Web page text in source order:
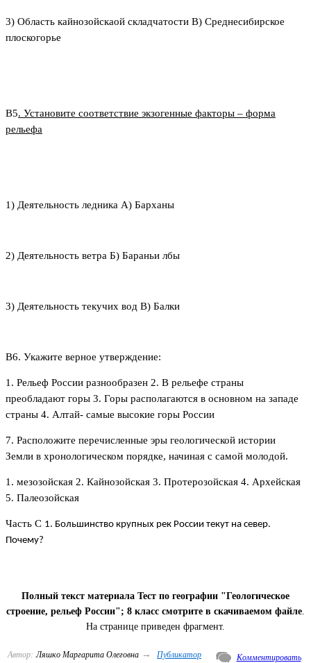
3) Область кайнозойскаой складчатости В) Среднесибирское
плоскогорье
В5. Установите соответствие экзогенные факторы – форма
рельефа
1) Деятельность ледника А) Барханы
2) Деятельность ветра Б) Бараньи лбы
3) Деятельность текучих вод В) Балки
В6. Укажите верное утверждение:
1. Рельеф России разнообразен 2. В рельефе страны
преобладают горы 3. Горы располагаются в основном на западе
страны 4. Алтай- самые высокие горы России
7. Расположите перечисленные эры геологической истории
Земли в хронологическом порядке, начиная с самой молодой.
1. мезозойская 2. Кайнозойская 3. Протерозойская 4. Архейская
5. Палеозойская
Часть С 1. Большинство крупных рек России текут на север.
Почему?
Полный текст материала Тест по географии "Геологическое
строение, рельеф России"; 8 класс смотрите в скачиваемом файле
На странице приведен фрагмент.
Автор: Ляшко Маргарита Олеговна →
Публикатор
Комментировать